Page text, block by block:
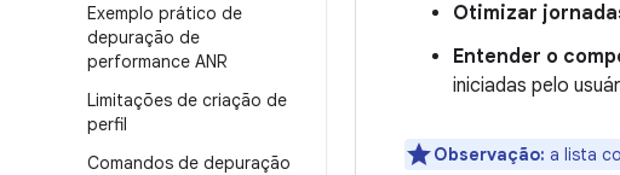
Exemplo prático de
depuração de
performance ANR
Limitações de criação de
perfil
Comandos de depuração
Otimizar
Entender o
iniciadas pelo
Observação: a lista